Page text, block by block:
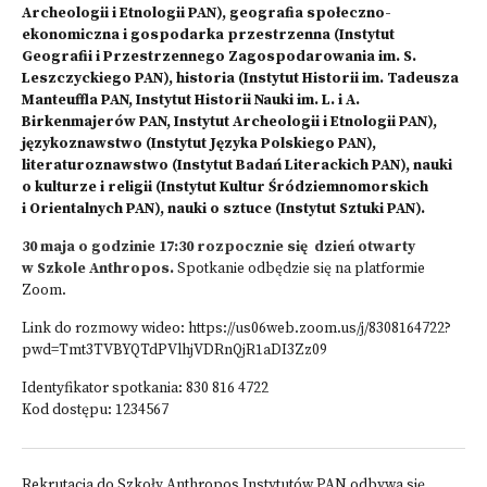
Archeologii i Etnologii PAN), geografia społeczno-
ekonomiczna i gospodarka przestrzenna (Instytut
Geografii i Przestrzennego Zagospodarowania im. S.
Leszczyckiego PAN), historia (Instytut Historii im. Tadeusza
Manteuffla PAN, Instytut Historii Nauki im. L. i A.
Birkenmajerów PAN, Instytut Archeologii i Etnologii PAN),
językoznawstwo (Instytut Języka Polskiego PAN),
literaturoznawstwo (Instytut Badań Literackich PAN), nauki
o kulturze i religii (Instytut Kultur Śródziemnomorskich
i Orientalnych PAN), nauki o sztuce (Instytut Sztuki PAN).
30 maja o godzinie 17:30 rozpocznie się dzień otwarty
w Szkole Anthropos.Spotkanie odbędzie się na platformie
Zoom.
Link do rozmowy wideo: https://us06web.zoom.us/j/8308164722?
pwd=Tmt3TVBYQTdPVlhjVDRnQjR1aDI3Zz09
Identyfikator spotkania: 830 816 4722
Kod dostępu: 1234567